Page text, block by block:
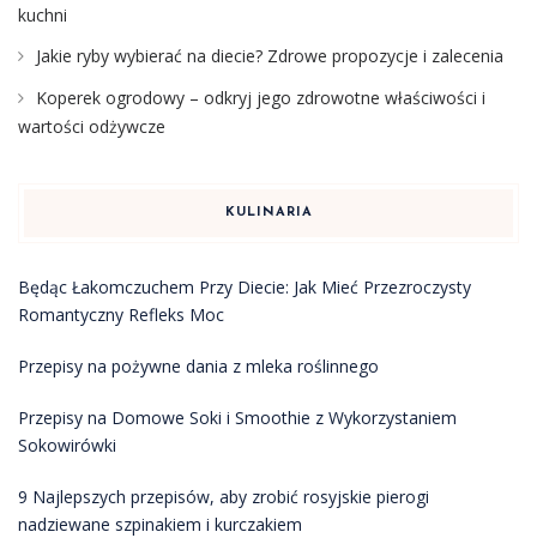
kuchni
Jakie ryby wybierać na diecie? Zdrowe propozycje i zalecenia
Koperek ogrodowy – odkryj jego zdrowotne właściwości i
wartości odżywcze
KULINARIA
Będąc Łakomczuchem Przy Diecie: Jak Mieć Przezroczysty
Romantyczny Refleks Moc
Przepisy na pożywne dania z mleka roślinnego
Przepisy na Domowe Soki i Smoothie z Wykorzystaniem
Sokowirówki
9 Najlepszych przepisów, aby zrobić rosyjskie pierogi
nadziewane szpinakiem i kurczakiem